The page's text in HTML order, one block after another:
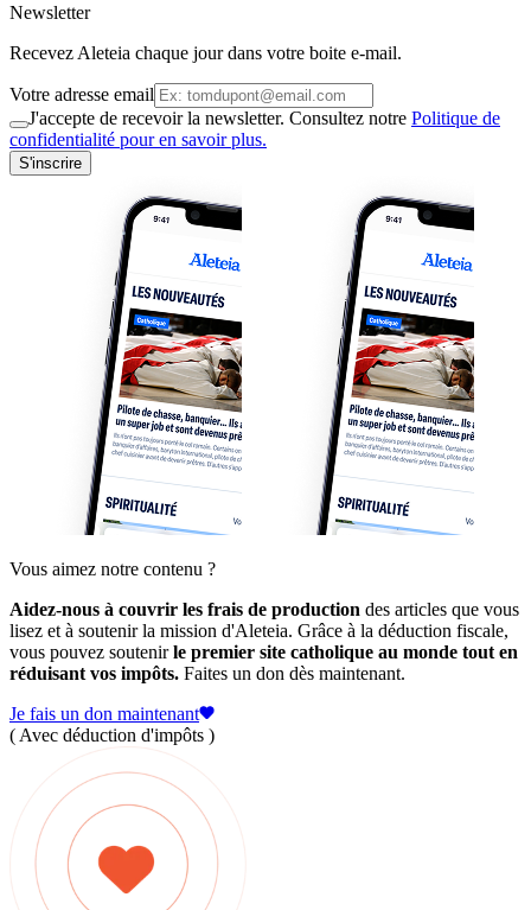
Newsletter
Recevez Aleteia chaque jour dans votre boite e-mail.
Votre adresse email
J'accepte de recevoir la newsletter. Consultez notre Politique de
confidentialité pour en savoir plus.
S'inscrire
Vous aimez notre contenu ?
Aidez-nous à couvrir les frais de production des articles que vous
lisez et à soutenir la mission d'Aleteia. Grâce à la déduction fiscale,
vous pouvez soutenirle premier site catholique au monde tout en
réduisant vos impôts. Faites un don dès maintenant.
Je fais un don maintenant
( Avec déduction d'impôts )